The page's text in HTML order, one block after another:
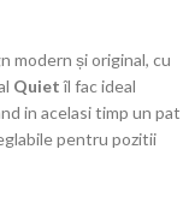
modern și original, cu
Quietîl fac ideal
in acelasi timp un pat
pentru pozitii